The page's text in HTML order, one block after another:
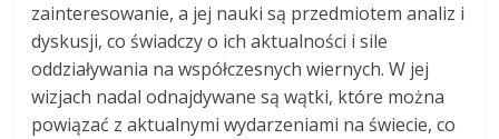
zainteresowanie, a jej nauki są przedmiotem analiz i
dyskusji, co świadczy o ich aktualności i sile
oddziaływania na współczesnych wiernych. W jej
wizjach nadal odnajdywane są wątki, które można
powiązać z aktualnymi wydarzeniami na świecie, co